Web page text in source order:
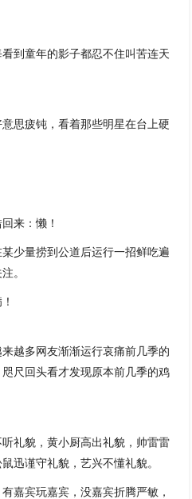
到童年的影子都忍不住叫苦连天
思疲钝，看着那些明星在台上硬
来：懒！
少量捞到公道后运行一招鲜吃遍
。
越多网友渐渐运行哀痛前几季的
尺回头看才发现原本前几季的鸡
礼貌，黄小厨高出礼貌，帅雷雷
迅谨守礼貌，艺兴不懂礼貌。
嘉宾玩嘉宾，没嘉宾折腾严敏，